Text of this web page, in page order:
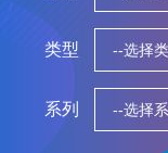
类型
系列